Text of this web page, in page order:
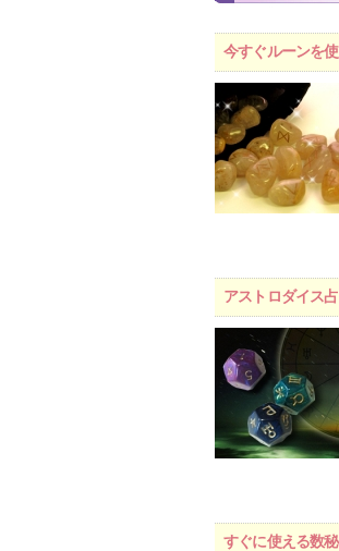
今すぐルーンを
アストロダイス
すぐに使える数